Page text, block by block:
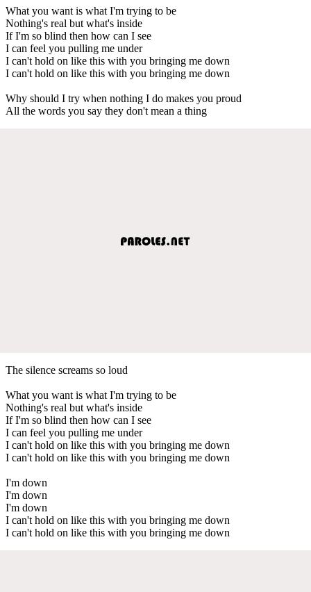
What you want is what I'm trying to be
Nothing's real but what's inside
If I'm so blind then how can I see
I can feel you pulling me under
I can't hold on like this with you bringing me down
I can't hold on like this with you bringing me down
Why should I try when nothing I do makes you proud
All the words you say they don't mean a thing
The silence screams so loud
What you want is what I'm trying to be
Nothing's real but what's inside
If I'm so blind then how can I see
I can feel you pulling me under
I can't hold on like this with you bringing me down
I can't hold on like this with you bringing me down
I'm down
I'm down
I'm down
I can't hold on like this with you bringing me down
I can't hold on like this with you bringing me down